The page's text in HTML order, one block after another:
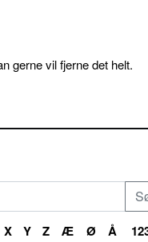
gerne vil fjerne det helt.
X Y Z Æ Ø Å